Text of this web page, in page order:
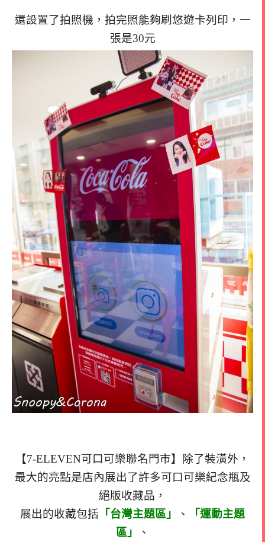
還設置了拍照機，拍完照能夠刷悠遊卡列印，一
張是30元
【7-ELEVEN可口可樂聯名門市】除了裝潢外，
最大的亮點是店內展出了許多可口可樂紀念瓶及
絕版收藏品，
展出的收藏包括 「台灣主題區」 、
「運動主題
區」
、